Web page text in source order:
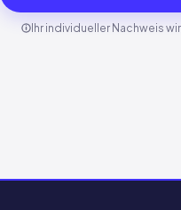
Ihr individueller Nachweis